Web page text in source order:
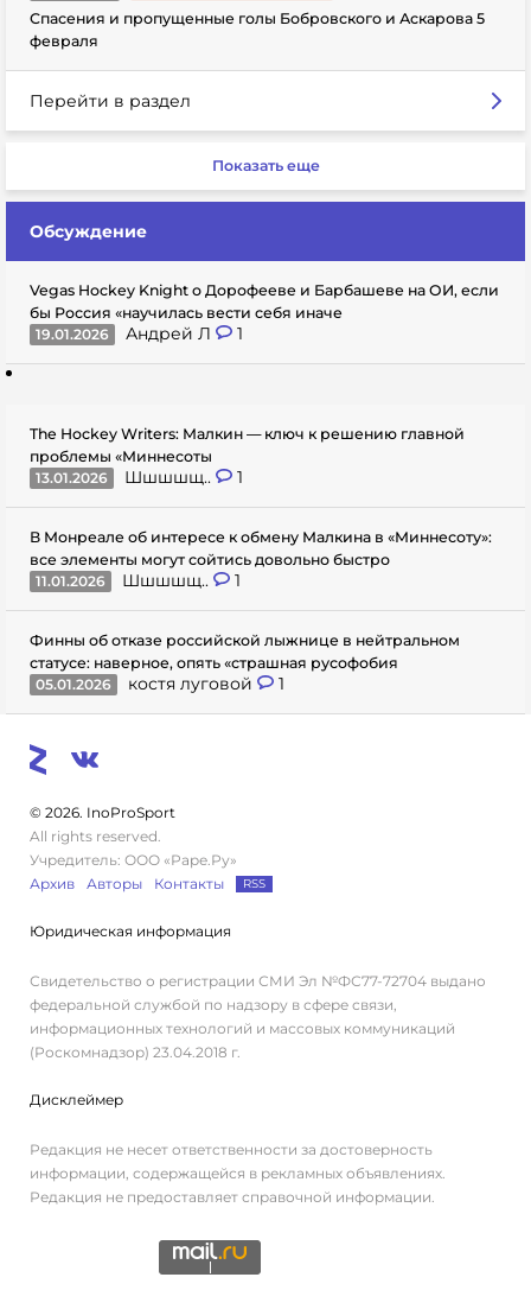
Спасения и пропущенные голы Бобровского и Аскарова 5
февраля
Перейти в раздел
Показать еще
Обсуждение
Vegas Hockey Knight о Дорофееве и Барбашеве на ОИ, если
бы Россия «научилась вести себя иначе
19.01.2026
Андрей Л 1
The Hockey Writers: Малкин — ключ к решению главной
проблемы «Миннесоты
13.01.2026
Шшшшщ.. 1
В Монреале об интересе к обмену Малкина в «Миннесоту»:
все элементы могут сойтись довольно быстро
11.01.2026
Шшшшщ.. 1
Финны об отказе российской лыжнице в нейтральном
статусе: наверное, опять «страшная русофобия
05.01.2026
костя луговой 1
© 2026. InoProSport
All rights reserved.
Учредитель: ООО «Раре.Ру»
Архив
Авторы Контакты RSS
Юридическая информация
Свидетельство о регистрации СМИ Эл №ФС77-72704 выдано
федеральной службой по надзору в сфере связи,
информационных технологий и массовых коммуникаций
(Роскомнадзор) 23.04.2018 г.
Дисклеймер
Редакция не несет ответственности за достоверность
информации, содержащейся в рекламных объявлениях.
Редакция не предоставляет справочной информации.